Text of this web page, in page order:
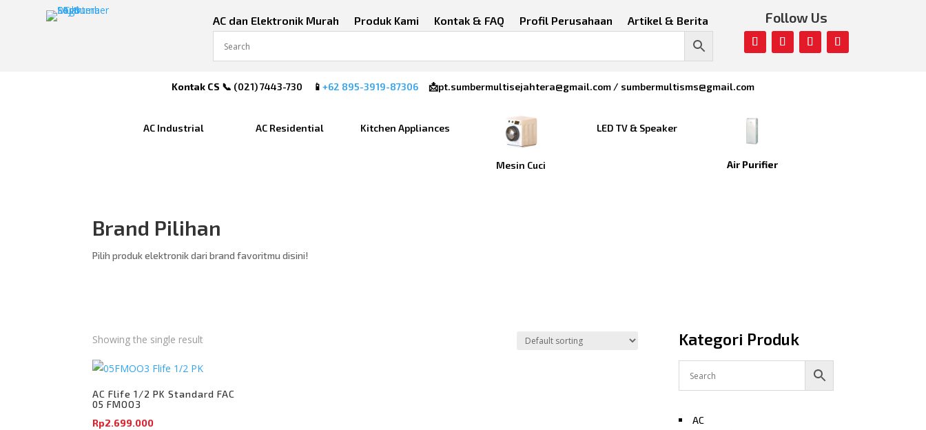
AC dan Elektronik Murah Produk Kami Kontak & FAQ Profil Perusahaan Artikel & Berita Follow Us
Kontak CS 📞 (021) 7443-730 📱 +62 895-3919-87306 📩pt.sumbermultisejahtera@gmail.com / sumbermultisms@gmail.com
AC Industrial AC Residential Kitchen Appliances
Mesin Cuci
LED TV & Speaker
Air Purifier
Brand Pilihan
Pilih produk elektronik dari brand favoritmu disini!
Showing the single result
AC Flife 1/2 PK Standard FAC
05 FMOO3
Rp2.699.000
Kategori Produk
AC